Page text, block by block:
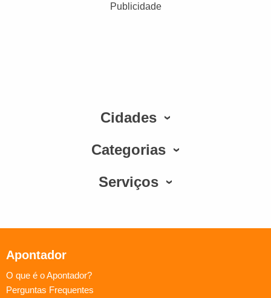
Publicidade
Cidades
Categorias
Serviços
Apontador
O que é o Apontador?
Perguntas Frequentes